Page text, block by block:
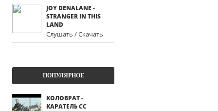
JOY DENALANE -
STRANGER IN THIS
LAND
Слушать / Скачать
ПОПУЛЯРНОЕ
КОЛОВРАТ -
КАРАТЕЛЬ СС